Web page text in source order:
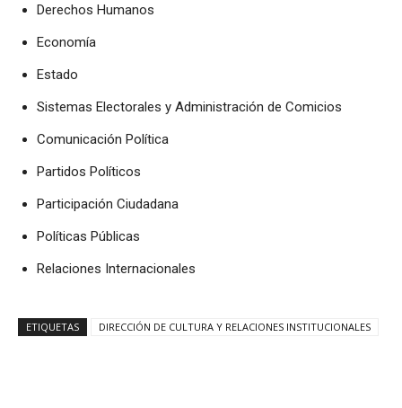
Derechos Humanos
Economía
Estado
Sistemas Electorales y Administración de Comicios
Comunicación Política
Partidos Políticos
Participación Ciudadana
Políticas Públicas
Relaciones Internacionales
ETIQUETAS DIRECCIÓN DE CULTURA Y RELACIONES INSTITUCIONALES